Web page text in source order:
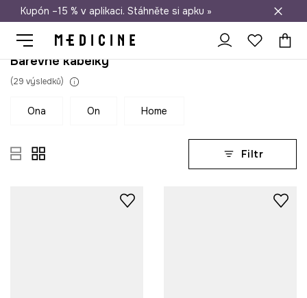
Doprava zdarma při nákupu nad 1 200 Kč
Kupón –15 % v aplikaci. Stáhněte si apku »
Barevné kabelky
(29 výsledků)
ona on home
Filtr